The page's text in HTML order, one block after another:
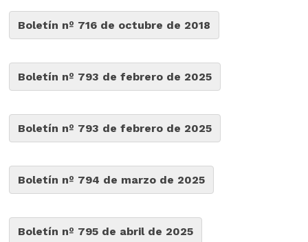
Boletín nº 716 de octubre de 2018
Boletín nº 793 de febrero de 2025
Boletín nº 793 de febrero de 2025
Boletín nº 794 de marzo de 2025
Boletín nº 795 de abril de 2025